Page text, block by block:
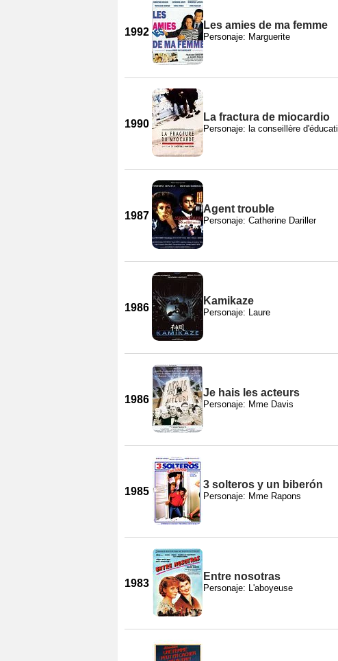
1992
Les amies de ma femme
Personaje: Marguerite
1990
La fractura de miocardio
Personaje: la conseillère
1987
Agent trouble
Personaje: Catherine Dariller
1986
Kamikaze
Personaje: Laure
1986
Je hais les acteurs
Personaje: Mme Davis
1985
3 solteros y un biberón
Personaje: Mme Rapons
1983
Entre nosotras
Personaje: L'aboyeuse